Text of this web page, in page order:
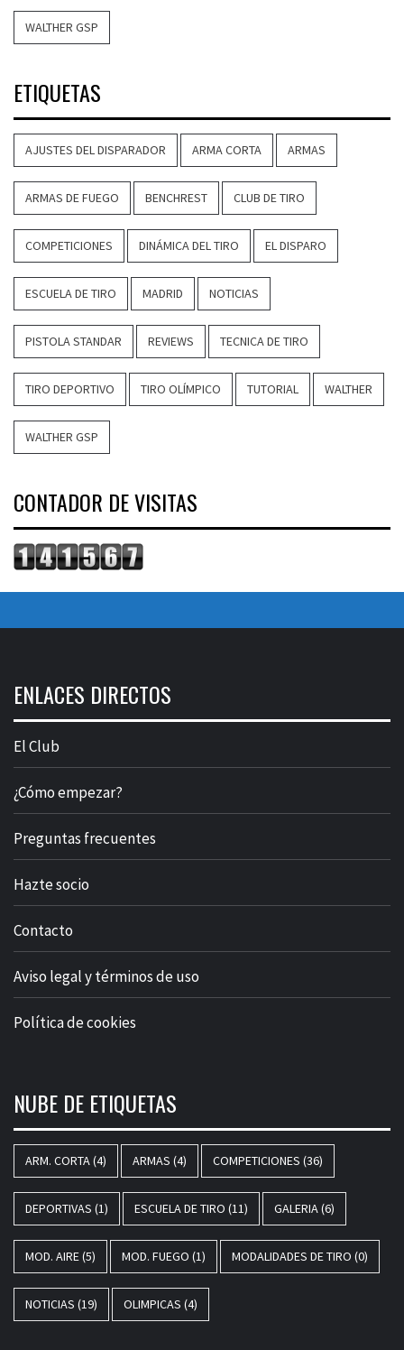
WALTHER GSP
ETIQUETAS
AJUSTES DEL DISPARADOR ARMA CORTA ARMAS
ARMAS DE FUEGO BENCHREST CLUB DE TIRO
COMPETICIONES DINÁMICA DEL TIRO EL DISPARO
ESCUELA DE TIRO MADRID NOTICIAS
PISTOLA STANDAR REVIEWS TECNICA DE TIRO
TIRO DEPORTIVO TIRO OLÍMPICO TUTORIAL WALTHER
WALTHER GSP
CONTADOR DE VISITAS
ENLACES DIRECTOS
El Club
¿Cómo empezar?
Preguntas frecuentes
Hazte socio
Contacto
Aviso legal y términos de uso
Política de cookies
NUBE DE ETIQUETAS
ARM. CORTA(4) ARMAS (4) COMPETICIONES (36)
DEPORTIVAS (1) ESCUELA DE TIRO (11) GALERIA(6)
MOD. AIRE(5) MOD. FUEGO (1) MODALIDADES DE TIRO (0)
NOTICIAS (19) OLIMPICAS (4)